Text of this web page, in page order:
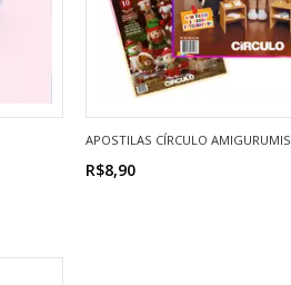
APOSTILAS CÍRCULO AMIGURUMIS
R$8,90